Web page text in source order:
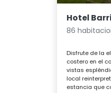
Hotel
86
Disfrute de la
costero en el
vistas
local
estancia que